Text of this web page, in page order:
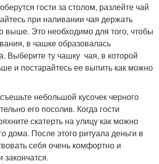
гости за столом, разлейте чай
при наливании чая держать
выше. Это необходимо для того, чтобы
в чашке образовалась
Выберите ту чашку чая, в которой
и постарайтесь ее выпить как можно
небольшой кусочек черного
его посолив. Когда гости
скатерть на улицу как можно
дома. После этого ритуала деньги в
себя очень комфортно и